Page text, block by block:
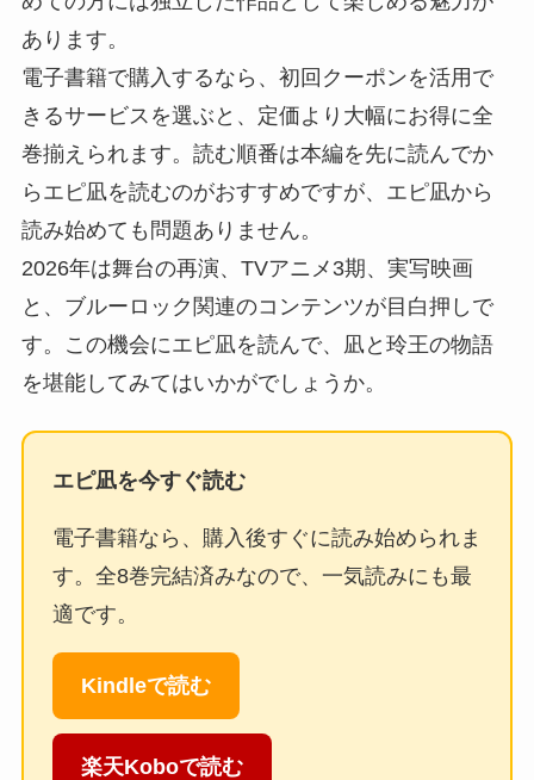
あります。
電子書籍で購入するなら、初回クーポンを活用で
きるサービスを選ぶと、定価より大幅にお得に全
巻揃えられます。読む順番は本編を先に読んでか
らエピ凪を読むのがおすすめですが、エピ凪から
読み始めても問題ありません。
2026年は舞台の再演、TVアニメ3期、実写映画
と、ブルーロック関連のコンテンツが目白押しで
す。この機会にエピ凪を読んで、凪と玲王の物語
を堪能してみてはいかがでしょうか。
エピ凪を今すぐ読む
電子書籍なら、購入後すぐに読み始められま
す。全8巻完結済みなので、一気読みにも最
適です。
Kindleで読む
楽天Koboで読む